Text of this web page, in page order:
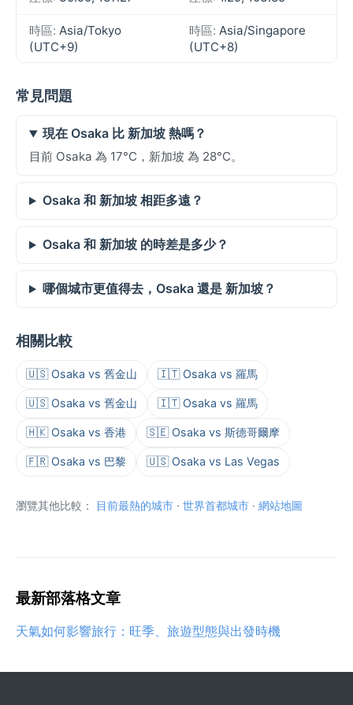
時區: Asia/Tokyo
(UTC+9)
時區: Asia/Singapore
(UTC+8)
常見問題
現在 Osaka 比 新加坡 熱嗎？
目前 Osaka 為 17°C，新加坡 為 28°C。
Osaka 和 新加坡 相距多遠？
Osaka 和 新加坡 的時差是多少？
哪個城市更值得去，Osaka 還是 新加坡？
相關比較
🇺🇸 Osaka vs 舊金山 🇮🇹 Osaka vs 羅馬
🇺🇸 Osaka vs 舊金山 🇮🇹 Osaka vs 羅馬
🇭🇰 Osaka vs 香港 🇸🇪 Osaka vs 斯德哥爾摩
🇫🇷 Osaka vs 巴黎 🇺🇸 Osaka vs Las Vegas
瀏覽其他比較： 目前最熱的城市 · 世界首都城市 · 網站地圖
最新部落格文章
天氣如何影響旅行：旺季、旅遊型態與出發時機